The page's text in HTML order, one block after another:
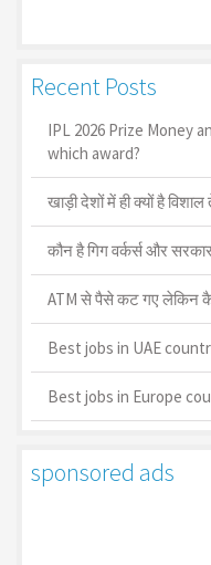
Recent Posts
IPL 2026 Prize Money
which award?
खाड़ी देशों में ही क्यों है
कौन है गिग वर्कर्स और
ATM से पैसे कट गए लेकिन
Best jobs in UAE
Best jobs in Europe
sponsored ads